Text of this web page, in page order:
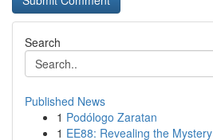
Search
Published News
1 Podólogo Zaratan
1 EE88: Revealing the Mystery